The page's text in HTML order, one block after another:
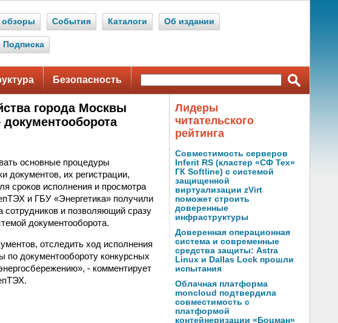
обзоры События Каталоги Об издании
Подписка
Безопасность
города Москвы
основные процедуры
документов, их регистрации,
сроков исполнения и просмотра
и ГБУ «Энергетика» получили
сотрудников и позволяющий сразу
документооборота.
отследить ход исполнения
по документообороту конкурсных
- комментирует
Лидеры
читательского
рейтинга
Совместимость серверов
Inferit RS (кластер «СФ Тех»
ГК Softline) с системой
защищенной
виртуализации zVirt
поможет строить
доверенные
инфраструктуры
Доверенная операционная
система и современные
средства защиты: Astra
Linux и Dallas Lock прошли
испытания
Облачная платформа
moncloud подтвердила
совместимость с
платформой
контейнеризации «Боцман»